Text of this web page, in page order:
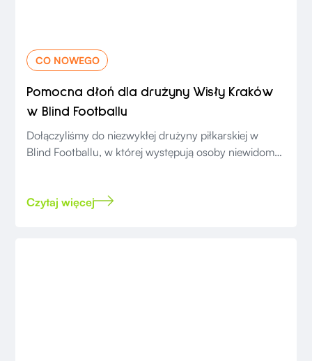
CO NOWEGO
Pomocna dłoń dla drużyny Wisły Kraków
w Blind Footballu
Dołączyliśmy do niezwykłej drużyny piłkarskiej w
Blind Footballu, w której występują osoby niewidome,
Czytaj więcej